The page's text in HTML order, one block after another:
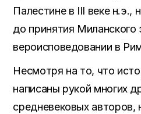
Палестине в III веке н.э.,
до принятия
вероисповедовании в
Несмотря на то, что
написаны рукой многих
средневековых авторов,